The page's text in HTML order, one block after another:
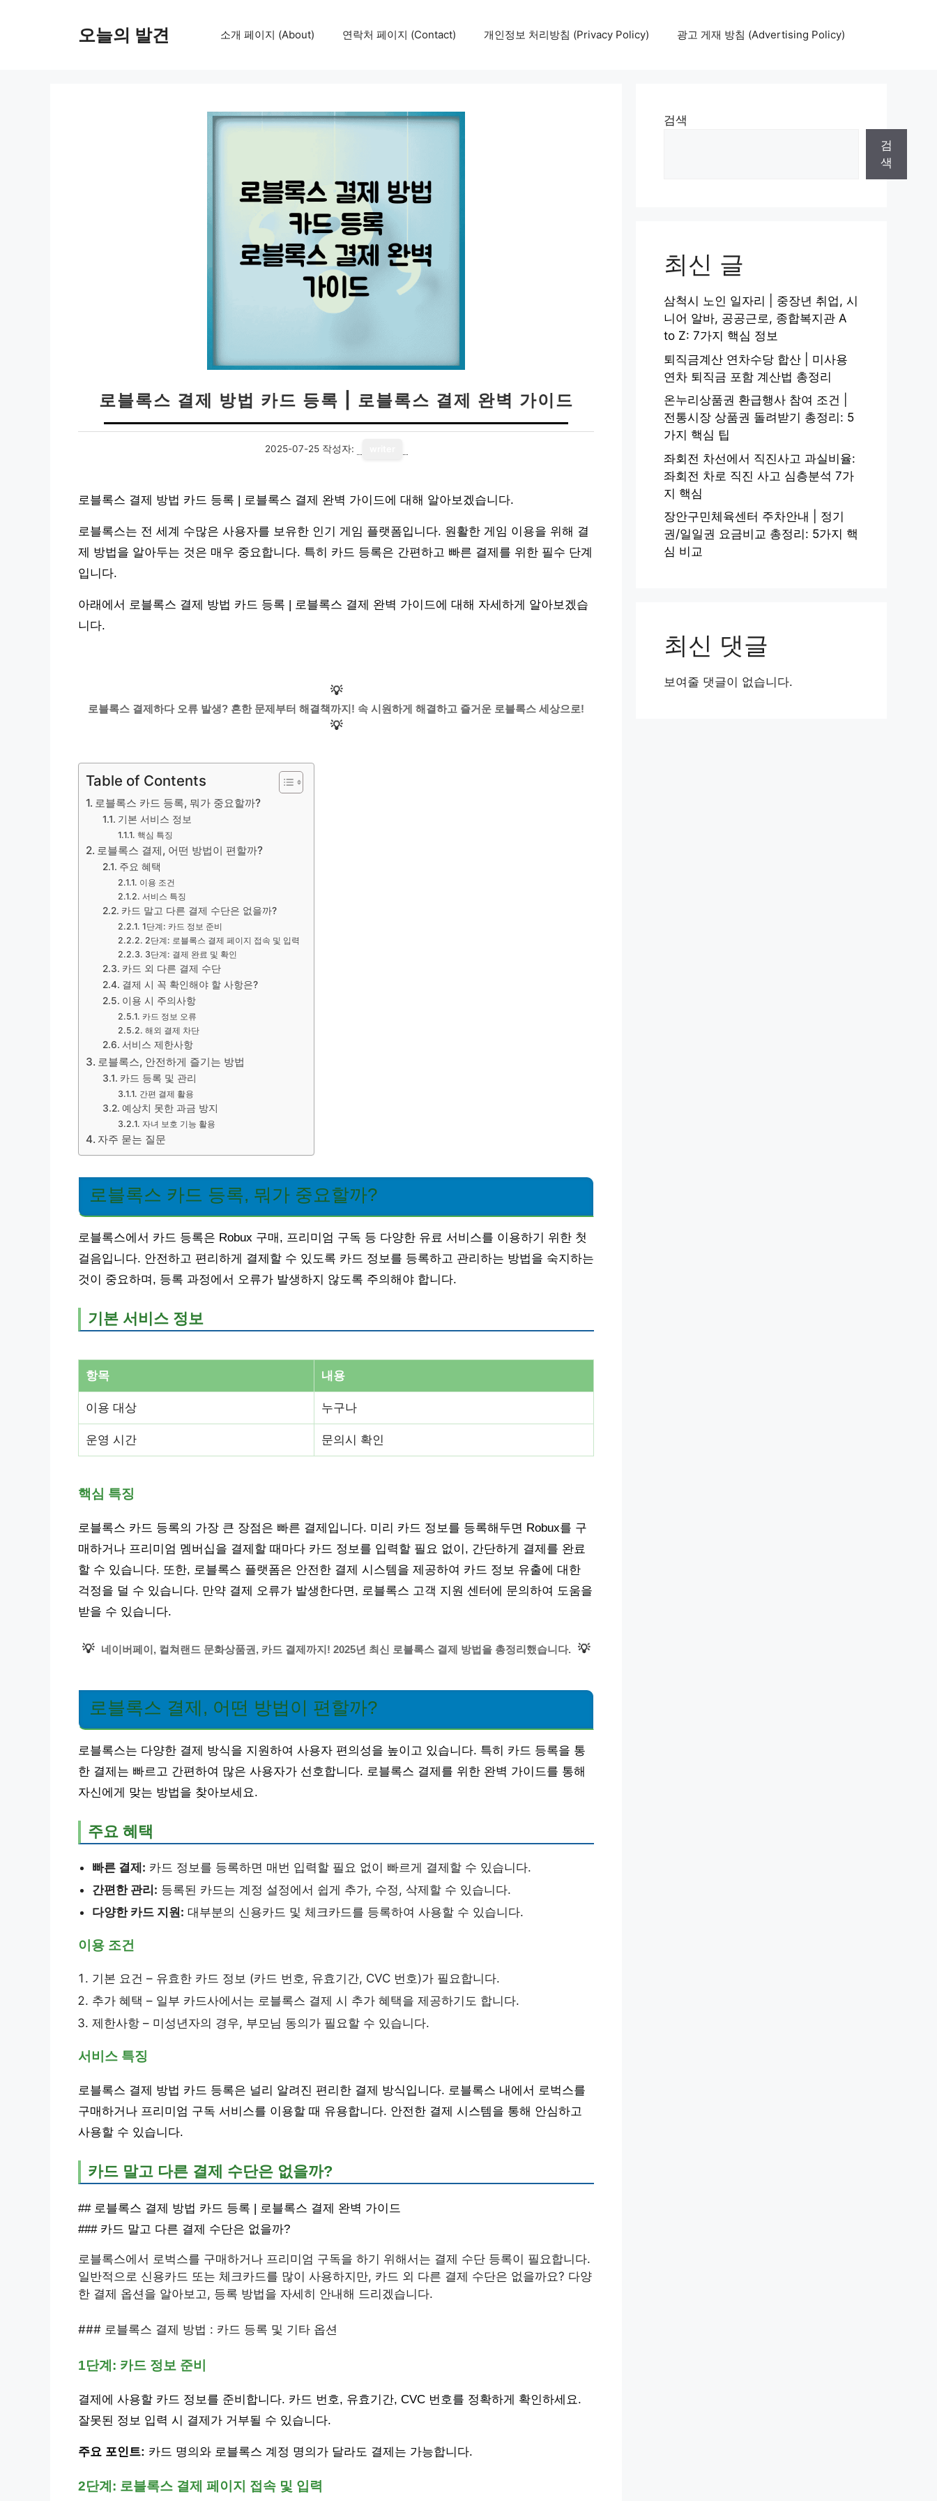
오늘의 발견 소개 페이지 (About) 연락처 페이지 (Contact) 개인정보 처리방침 (Privacy Policy) 광고 게재 방침 (Advertising Policy)
로블록스 결제 방법 카드 등록 | 로블록스 결제 완벽 가이드
2025-07-25 작성자:
로블록스 결제 방법 카드 등록 | 로블록스 결제 완벽 가이드에 대해 알아보겠습니다.
로블록스는 전 세계 수많은 사용자를 보유한 인기 게임 플랫폼입니다. 원활한 게임 이용을 위해 결
제 방법을 알아두는 것은 매우 중요합니다. 특히 카드 등록은 간편하고 빠른 결제를 위한 필수 단계
입니다.
아래에서 로블록스 결제 방법 카드 등록 | 로블록스 결제 완벽 가이드에 대해 자세하게 알아보겠습
니다.
💡
로블록스 결제하다 오류 발생? 흔한 문제부터 해결책까지! 속 시원하게 해결하고 즐거운 로블록스 세상으로!
💡
Table of Contents
로블록스 카드 등록, 뭐가 중요할까?
기본 서비스 정보
핵심 특징
로블록스 결제, 어떤 방법이 편할까?
주요 혜택
이용 조건
서비스 특징
카드 말고 다른 결제 수단은 없을까?
1단계: 카드 정보 준비
2단계: 로블록스 결제 페이지 접속 및 입력
3단계: 결제 완료 및 확인
카드 외 다른 결제 수단
결제 시 꼭 확인해야 할 사항은?
이용 시 주의사항
카드 정보 오류
해외 결제 차단
서비스 제한사항
로블록스, 안전하게 즐기는 방법
카드 등록 및 관리
간편 결제 활용
예상치 못한 과금 방지
자녀 보호 기능 활용
자주 묻는 질문
로블록스 카드 등록, 뭐가 중요할까?
로블록스에서 카드 등록은 Robux 구매, 프리미엄 구독 등 다양한 유료 서비스를 이용하기 위한 첫
걸음입니다. 안전하고 편리하게 결제할 수 있도록 카드 정보를 등록하고 관리하는 방법을 숙지하는
것이 중요하며, 등록 과정에서 오류가 발생하지 않도록 주의해야 합니다.
기본 서비스 정보
항목 내용
이용 대상 누구나
운영 시간 문의시 확인
핵심 특징
로블록스 카드 등록의 가장 큰 장점은 빠른 결제입니다. 미리 카드 정보를 등록해두면 Robux를 구
매하거나 프리미엄 멤버십을 결제할 때마다 카드 정보를 입력할 필요 없이, 간단하게 결제를 완료
할 수 있습니다. 또한, 로블록스 플랫폼은 안전한 결제 시스템을 제공하여 카드 정보 유출에 대한
걱정을 덜 수 있습니다. 만약 결제 오류가 발생한다면, 로블록스 고객 지원 센터에 문의하여 도움을
받을 수 있습니다.
💡 네이버페이, 컬쳐랜드 문화상품권, 카드 결제까지! 2025년 최신 로블록스 결제 방법을 총정리했습니다. 💡
로블록스 결제, 어떤 방법이 편할까?
로블록스는 다양한 결제 방식을 지원하여 사용자 편의성을 높이고 있습니다. 특히 카드 등록을 통
한 결제는 빠르고 간편하여 많은 사용자가 선호합니다. 로블록스 결제를 위한 완벽 가이드를 통해
자신에게 맞는 방법을 찾아보세요.
주요 혜택
빠른 결제: 카드 정보를 등록하면 매번 입력할 필요 없이 빠르게 결제할 수 있습니다.
간편한 관리: 등록된 카드는 계정 설정에서 쉽게 추가, 수정, 삭제할 수 있습니다.
다양한 카드 지원: 대부분의 신용카드 및 체크카드를 등록하여 사용할 수 있습니다.
이용 조건
기본 요건 – 유효한 카드 정보 (카드 번호, 유효기간, CVC 번호)가 필요합니다.
추가 혜택 – 일부 카드사에서는 로블록스 결제 시 추가 혜택을 제공하기도 합니다.
제한사항 – 미성년자의 경우, 부모님 동의가 필요할 수 있습니다.
서비스 특징
로블록스 결제 방법 카드 등록은 널리 알려진 편리한 결제 방식입니다. 로블록스 내에서 로벅스를
구매하거나 프리미엄 구독 서비스를 이용할 때 유용합니다. 안전한 결제 시스템을 통해 안심하고
사용할 수 있습니다.
카드 말고 다른 결제 수단은 없을까?
## 로블록스 결제 방법 카드 등록 | 로블록스 결제 완벽 가이드
### 카드 말고 다른 결제 수단은 없을까?
로블록스에서 로벅스를 구매하거나 프리미엄 구독을 하기 위해서는 결제 수단 등록이 필요합니다.
일반적으로 신용카드 또는 체크카드를 많이 사용하지만, 카드 외 다른 결제 수단은 없을까요? 다양
한 결제 옵션을 알아보고, 등록 방법을 자세히 안내해 드리겠습니다.
### 로블록스 결제 방법 : 카드 등록 및 기타 옵션
1단계: 카드 정보 준비
결제에 사용할 카드 정보를 준비합니다. 카드 번호, 유효기간, CVC 번호를 정확하게 확인하세요.
잘못된 정보 입력 시 결제가 거부될 수 있습니다.
주요 포인트: 카드 명의와 로블록스 계정 명의가 달라도 결제는 가능합니다.
2단계: 로블록스 결제 페이지 접속 및 입력
검색
검
색
최신 글
삼척시 노인 일자리 | 중장년 취업, 시
니어 알바, 공공근로, 종합복지관 A
to Z: 7가지 핵심 정보
퇴직금계산 연차수당 합산 | 미사용
연차 퇴직금 포함 계산법 총정리
온누리상품권 환급행사 참여 조건 |
전통시장 상품권 돌려받기 총정리: 5
가지 핵심 팁
좌회전 차선에서 직진사고 과실비율:
좌회전 차로 직진 사고 심층분석 7가
지 핵심
장안구민체육센터 주차안내 | 정기
권/일일권 요금비교 총정리: 5가지 핵
심 비교
최신 댓글
보여줄 댓글이 없습니다.